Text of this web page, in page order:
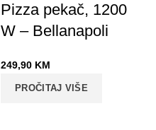
Pizza pekač, 1200
W – Bellanapoli
249,90 KM
PROČITAJ VIŠE